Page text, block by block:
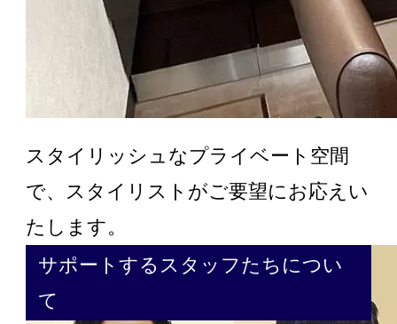
スタイリッシュなプライベート空間
で、スタイリストがご要望にお応えい
たします。
サポートするスタッフたちについ
て